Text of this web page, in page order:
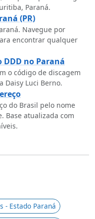
Paraná.
(PR)
Navegue por
encontrar qualquer
DDD no Paraná
o código de discagem
Daisy Luci Berno.
do Brasil pelo nome
Base atualizada com
- Estado Paraná